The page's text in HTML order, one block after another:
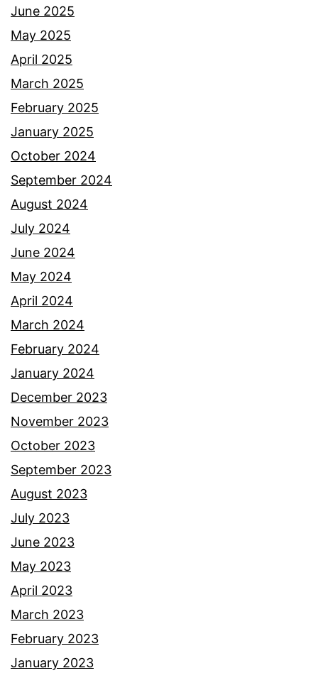
E
p
a
l
a
b
a
i
k
a
n
a
n
a
k
June 2025
May 2025
April 2025
March 2025
February 2025
January 2025
October 2024
September 2024
August 2024
July 2024
June 2024
May 2024
April 2024
March 2024
February 2024
January 2024
December 2023
November 2023
October 2023
September 2023
August 2023
July 2023
June 2023
May 2023
April 2023
March 2023
February 2023
January 2023